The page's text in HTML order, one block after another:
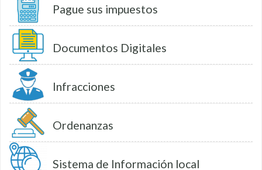
Pague sus impuestos
Documentos Digitales
Infracciones
Ordenanzas
Sistema de Información local